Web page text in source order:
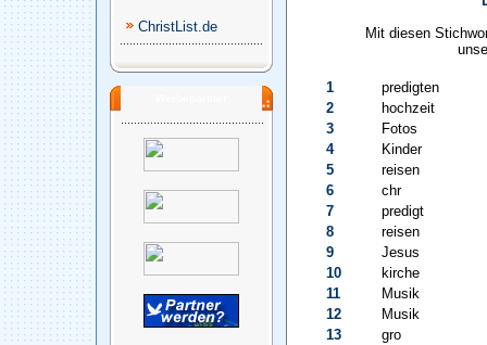
ChristList.de
Mit diesen
1
predigten
2
hochzeit
3
Fotos
4
Kinder
5
reisen
6
chr
7
predigt
8
reisen
9
Jesus
10
kirche
11
Musik
12
Musik
13
gro